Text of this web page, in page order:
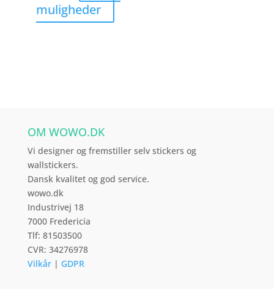
muligheder
vare
varesiden
OM WOWO.DK
Vi designer og fremstiller selv stickers og
wallstickers.
Dansk kvalitet og god service.
wowo.dk
Industrivej 18
7000 Fredericia
Tlf: 81503500
CVR: 34276978
Vilkår| GDPR